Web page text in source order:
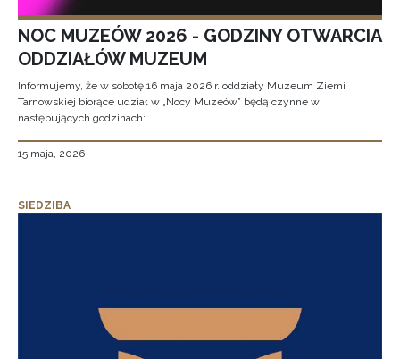
NOC MUZEÓW 2026 - GODZINY OTWARCIA
ODDZIAŁÓW MUZEUM
Informujemy, że w sobotę 16 maja 2026 r. oddziały Muzeum Ziemi
Tarnowskiej biorące udział w „Nocy Muzeów” będą czynne w
następujących godzinach:
15 maja, 2026
SIEDZIBA